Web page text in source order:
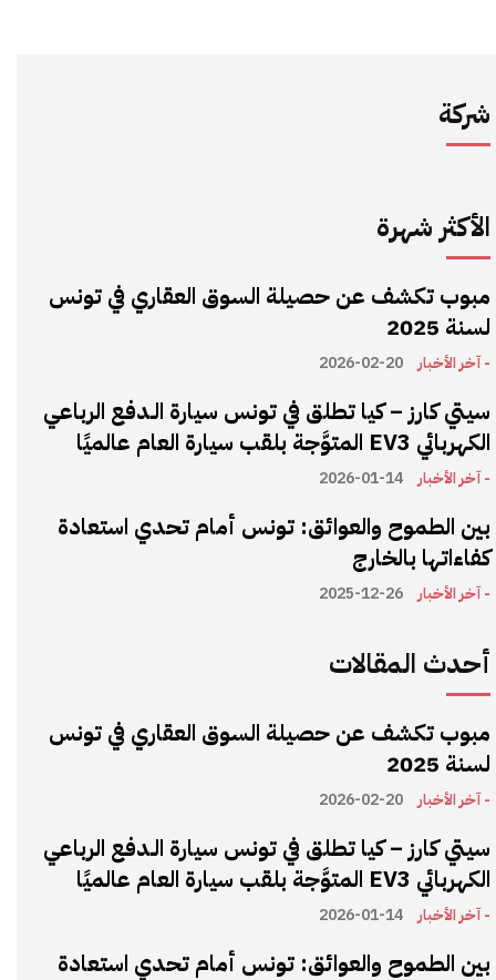
شركة
الأكثر شهرة
مبوب تكشف عن حصيلة السوق العقاري في تونس
لسنة 2025
- آخر الأخبار 2026-02-20
سيتي كارز – كيا تطلق في تونس سيارة الـدفع الرباعي
الكهربائي EV3 المتوَّجة بلقب سيارة العام عالميًا
- آخر الأخبار 2026-01-14
بين الطموح والعوائق: تونس أمام تحدي استعادة
كفاءاتها بالخارج
- آخر الأخبار 2025-12-26
أحدث المقالات
مبوب تكشف عن حصيلة السوق العقاري في تونس
لسنة 2025
- آخر الأخبار 2026-02-20
سيتي كارز – كيا تطلق في تونس سيارة الـدفع الرباعي
الكهربائي EV3 المتوَّجة بلقب سيارة العام عالميًا
- آخر الأخبار 2026-01-14
بين الطموح والعوائق: تونس أمام تحدي استعادة